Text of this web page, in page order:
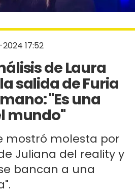
17:52
de Laura
salida de Furia
"Es una
mundo"
mostró molesta por
Juliana del reality y
bancan a una